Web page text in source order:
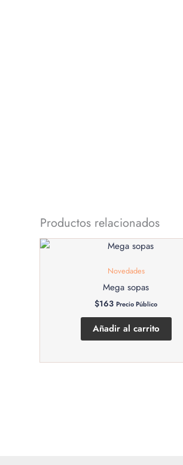
Productos relacionados
Novedades
Mega sopas
$163 Precio Público
Añadir al carrito